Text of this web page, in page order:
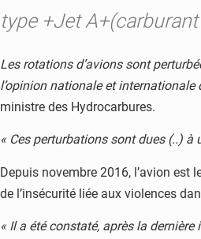
type +Jet
Les rotations d’avions sont
l’opinion nationale et
ministre des Hydrocarbures.
« Ces perturbations sont dues (..)
Depuis novembre 2016, l’avion est
de l’insécurité liée aux violences
« Il a été constaté, après la